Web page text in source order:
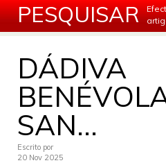
PESQUISAR
DÁDIVA
SAN...
Escrito por
20 Nov 2025